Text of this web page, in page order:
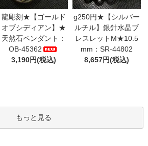
龍彫刻★【ゴールド
オブシディアン】★
天然石ペンダント：
OB-45362
3,190円(税込)
g250円★【シルバー
ルチル】銀針水晶ブ
レスレットM★10.5
mm：SR-44802
8,657円(税込)
もっと見る